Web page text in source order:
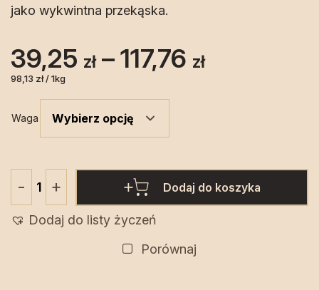
jako wykwintna przekąska.
39,25 zł –117,76 złZakres
do
117,76 zł
98,13 zł / 1kg
Waga
-
Polędwica
+ Dodaj do koszyka
Dodaj do listy życzeń
Porównaj